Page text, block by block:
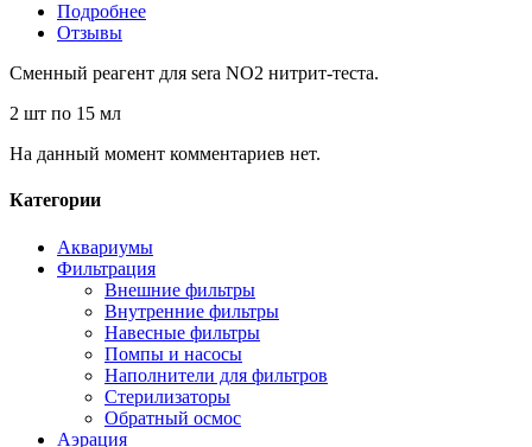
Подробнее
Отзывы
Сменный реагент для sera NO2 нитрит-теста.
2 шт по 15 мл
На данный момент комментариев нет.
Категории
Аквариумы
Фильтрация
Внешние фильтры
Внутренние фильтры
Навесные фильтры
Помпы и насосы
Наполнители для фильтров
Стерилизаторы
Обратный осмос
Аэрация